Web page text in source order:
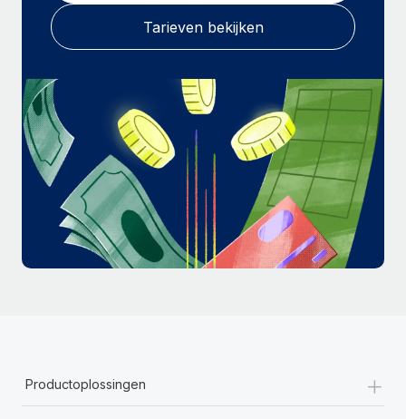
Tarieven bekijken
Productoplossingen +